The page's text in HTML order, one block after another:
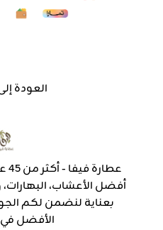
العودة
أفضل الأعشاب، البهارات،
بعناية لنضمن لكم
الأفضل